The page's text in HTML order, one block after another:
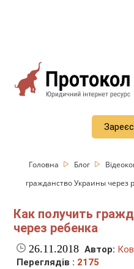
Головна Блог
гражданство Украины через
Как получить
через ребенка
26.11.2018 Автор:
Переглядів : 2175